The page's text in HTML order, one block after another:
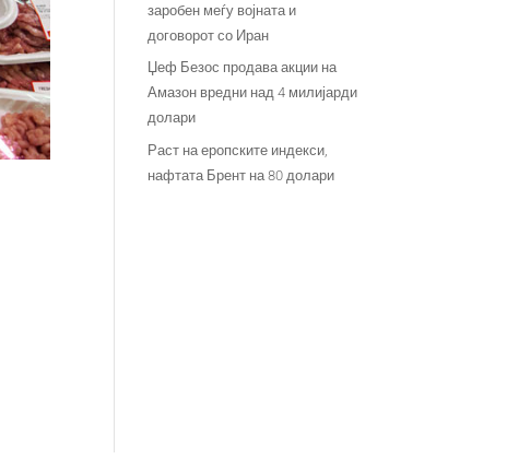
заробен меѓу војната и
договорот со Иран
Џеф Безос продава акции на
Амазон вредни над 4 милијарди
долари
Раст на еропските индекси,
нафтата Брент на 80 долари